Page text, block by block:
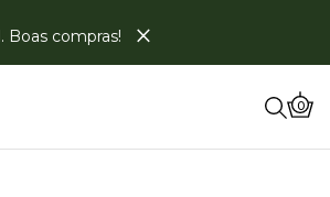
Boas compras! ×
0